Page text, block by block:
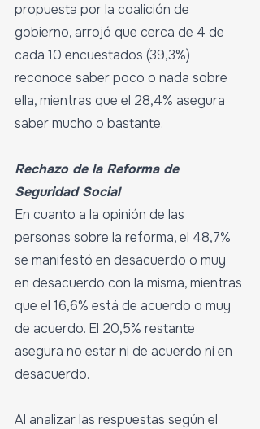
propuesta por la coalición de
gobierno, arrojó que cerca de 4 de
cada 10 encuestados (39,3%)
reconoce saber poco o nada sobre
ella, mientras que el 28,4% asegura
saber mucho o bastante.
Rechazo de la Reforma de
Seguridad Social
En cuanto a la opinión de las
personas sobre la reforma, el 48,7%
se manifestó en desacuerdo o muy
en desacuerdo con la misma, mientras
que el 16,6% está de acuerdo o muy
de acuerdo. El 20,5% restante
asegura no estar ni de acuerdo ni en
desacuerdo.
Al analizar las respuestas según el